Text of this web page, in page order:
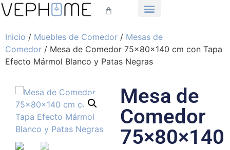
Inicio / Muebles de Comedor / Mesas de
Comedor / Mesa de Comedor 75×80×140 cm con Tapa
Efecto Mármol Blanco y Patas Negras
Mesa de
Comedor
75×80×140